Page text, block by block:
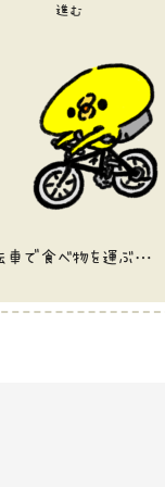
進む
自転車で食べ物を運ぶ宅配員ひよこのイラスト